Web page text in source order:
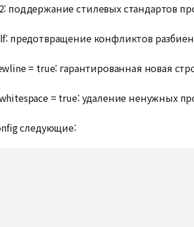
поддержание стилевых стандартов
предотвращение конфликтов
= true: гарантированная новая
= true: удаление ненужных
следующие: